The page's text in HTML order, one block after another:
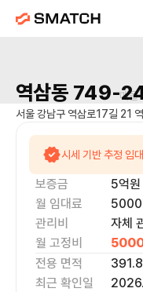
매물
역삼동 749-
서울 강남구 역삼로17길 21
시세 기반 추정 임
보증금 5억원
월 임대료
5000
관리비
자체
월 고정비
전용 면적
391.8
최근 확인일